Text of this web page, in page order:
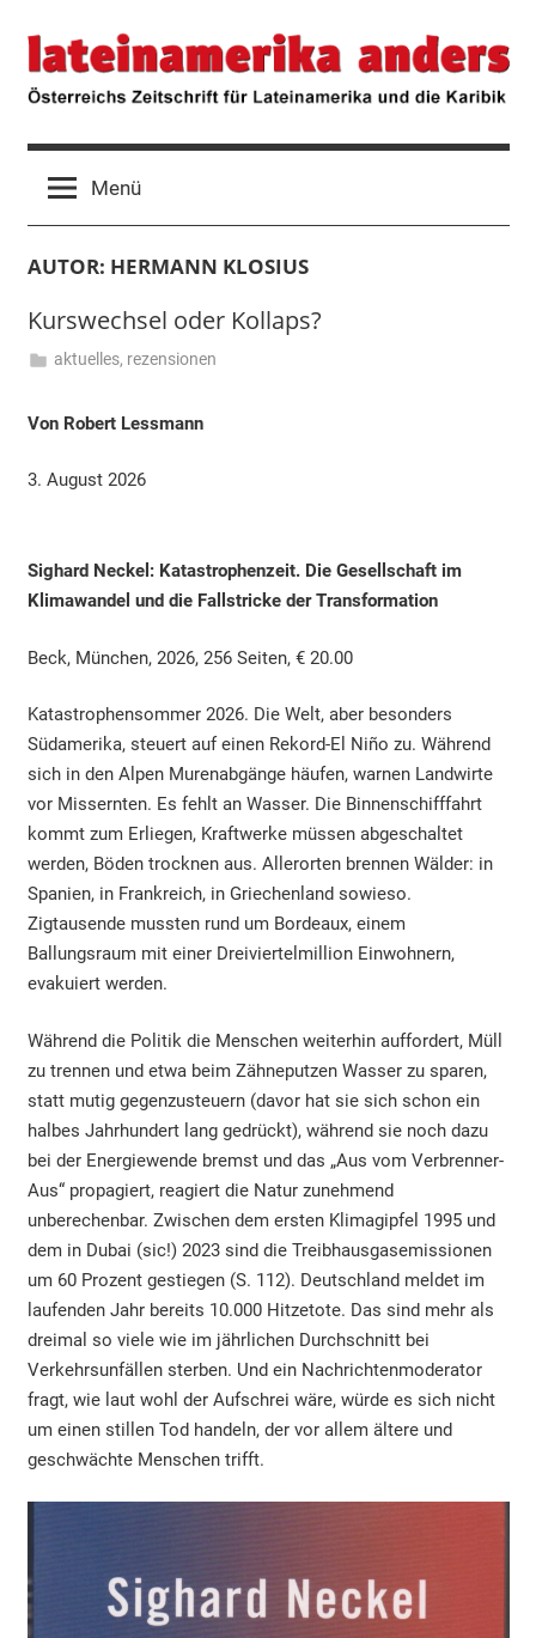
Inhalt
springen
lateinamerika
anders
Österreichs
Zeitschrift
für
und
die
Karibik
Menü
AUTOR: HERMANN KLOSIUS
Kurswechsel oder Kollaps?
August
Klosius
aktuelles, rezensionen
Von Robert Lessmann
3. August 2026
Sighard Neckel: Katastrophenzeit. Die Gesellschaft im
Klimawandel und die Fallstricke der Transformation
Beck, München, 2026, 256 Seiten, € 20.00
Katastrophensommer 2026. Die Welt, aber besonders
Südamerika, steuert auf einen Rekord-El Niño zu. Während
sich in den Alpen Murenabgänge häufen, warnen Landwirte
vor Missernten. Es fehlt an Wasser. Die Binnenschifffahrt
kommt zum Erliegen, Kraftwerke müssen abgeschaltet
werden, Böden trocknen aus. Allerorten brennen Wälder: in
Spanien, in Frankreich, in Griechenland sowieso.
Zigtausende mussten rund um Bordeaux, einem
Ballungsraum mit einer Dreiviertelmillion Einwohnern,
evakuiert werden.
Während die Politik die Menschen weiterhin auffordert, Müll
zu trennen und etwa beim Zähneputzen Wasser zu sparen,
statt mutig gegenzusteuern (davor hat sie sich schon ein
halbes Jahrhundert lang gedrückt), während sie noch dazu
bei der Energiewende bremst und das „Aus vom Verbrenner-
Aus“ propagiert, reagiert die Natur zunehmend
unberechenbar. Zwischen dem ersten Klimagipfel 1995 und
dem in Dubai (sic!) 2023 sind die Treibhausgasemissionen
um 60 Prozent gestiegen (S. 112). Deutschland meldet im
laufenden Jahr bereits 10.000 Hitzetote. Das sind mehr als
dreimal so viele wie im jährlichen Durchschnitt bei
Verkehrsunfällen sterben. Und ein Nachrichtenmoderator
fragt, wie laut wohl der Aufschrei wäre, würde es sich nicht
um einen stillen Tod handeln, der vor allem ältere und
geschwächte Menschen trifft.